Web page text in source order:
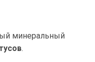
минеральный
.